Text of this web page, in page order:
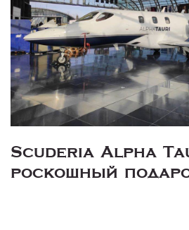
Scuderia Alpha
роскошный